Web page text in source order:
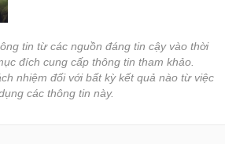
tin từ các nguồn đáng tin cậy vào thời
đích cung cấp thông tin tham khảo.
nhiệm đối với bất kỳ kết quả nào từ việc
các thông tin này.